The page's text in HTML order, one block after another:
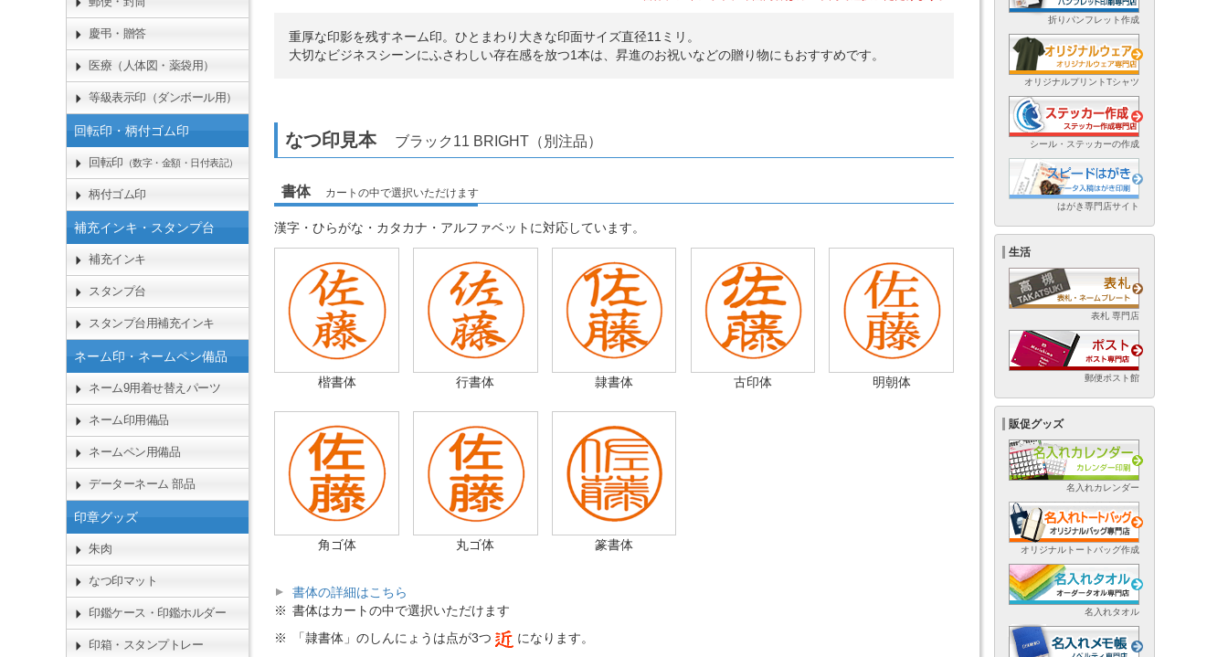
重厚な印影を残すネーム印。ひとまわり大きな印面サイズ直径11ミリ。
大切なビジネスシーンにふさわしい存在感を放つ1本は、昇進のお祝いなどの贈り物にもおすすめです。
なつ印見本 ブラック11 BRIGHT（別注品）
書体 カートの中で選択いただけます
漢字・ひらがな・カタカナ・アルファベットに対応しています。
楷書体 行書体 隷書体 古印体 明朝体
角ゴ体 丸ゴ体 篆書体
書体の詳細はこちら
書体はカートの中で選択いただけます
「隷書体」のしんにょうは点が3つ
になります。
慶弔・贈答
医療（人体図・薬袋用）
等級表示印（ダンボール用）
回転印・柄付ゴム印
回転印 （数字・金額・日付表記）
柄付ゴム印
補充インキ・スタンプ台
補充インキ
スタンプ台
スタンプ台用補充インキ
ネーム印・ネームペン備品
ネーム9用着せ替えパーツ
ネーム印用備品
ネームペン用備品
データーネーム 部品
印章グッズ
朱肉
なつ印マット
印鑑ケース・印鑑ホルダー
印箱・スタンプトレー
折りパンフレット作成
オリジナルプリントTシャツ
シール・ステッカーの作成
はがき専門店サイト
生活
表札 専門店
郵便ポスト館
販促グッズ
名入れカレンダー
オリジナルトートバッグ作成
名入れタオル